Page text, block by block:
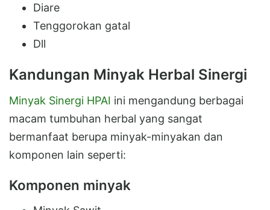
Diare
Tenggorokan gatal
Dll
Kandungan Minyak Herbal Sinergi
Minyak Sinergi HPAI ini mengandung berbagai
macam tumbuhan herbal yang sangat
bermanfaat berupa minyak-minyakan dan
komponen lain seperti:
Komponen minyak